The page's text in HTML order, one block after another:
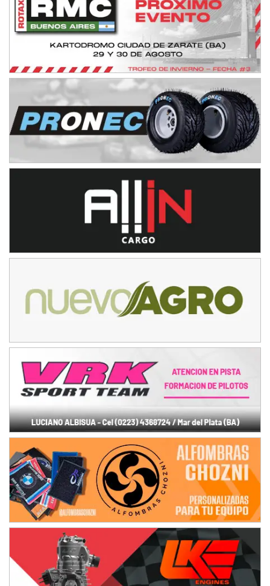
NORESTE SANTAFESINO - F6
Ciudad de Avellaneda (Asfalto)
Avellaneda (Santa Fe)
SUR SANTAFESINO - F4
José Samuel Sánchez (Tierra)
Rufino (Santa Fe)
TUCUMANO - F5
Juan Navarro (Asfalto)
El Timbó (Tucumán)